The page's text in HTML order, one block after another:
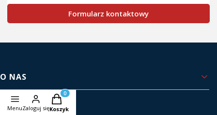
Formularz kontaktowy
Linki w stopce
O NAS
Kontakt i dane firmy
MenuZaloguj się
Produkty w koszyku: 0. Zobacz szczegóły
Koszyk